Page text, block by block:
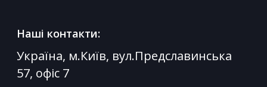
Наші контакти:
Україна, м.Київ, вул.Предславинська
57, офіс 7